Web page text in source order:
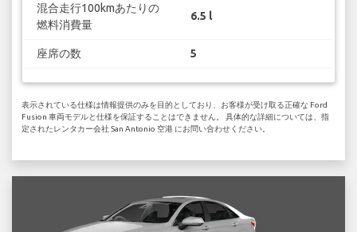
混合走行100kmあたりの
燃料消費量
6.5 l
座席の数 5
表示されている仕様は情報提供のみを目的としており、お客様が受け取る正確な Ford
Fusion 車両モデルと仕様を保証することはできません。 具体的な詳細については、指
定されたレンタカー会社 San Antonio 空港 にお問い合わせください。